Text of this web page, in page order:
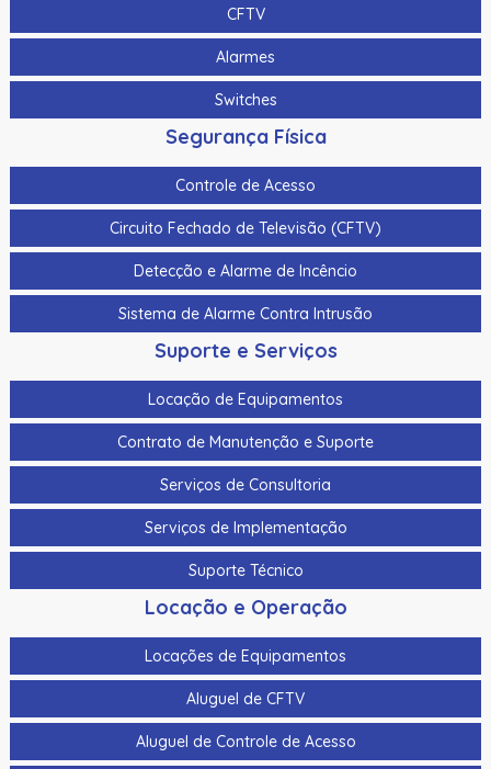
CFTV
Alarmes
Switches
Segurança Física
Controle de Acesso
Circuito Fechado de Televisão (CFTV)
Detecção e Alarme de Incêncio
Sistema de Alarme Contra Intrusão
Suporte e Serviços
Locação de Equipamentos
Contrato de Manutenção e Suporte
Serviços de Consultoria
Serviços de Implementação
Suporte Técnico
Locação e Operação
Locações de Equipamentos
Aluguel de CFTV
Aluguel de Controle de Acesso